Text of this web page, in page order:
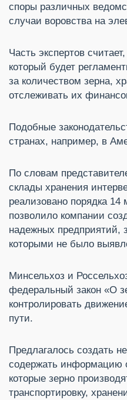
споры различных
случаи воровства на
Часть экспертов
который будет
за количеством зерна,
отслеживать их
Подобные
странах, например, в
По словам
склады хранения
реализовано порядка 14
позволило компании
надежных предприятий,
которыми не было
Минсельхоз и
федеральный закон «О
контролировать
пути.
Предлагалось создать
содержать информацию
которые зерно
транспортировку,